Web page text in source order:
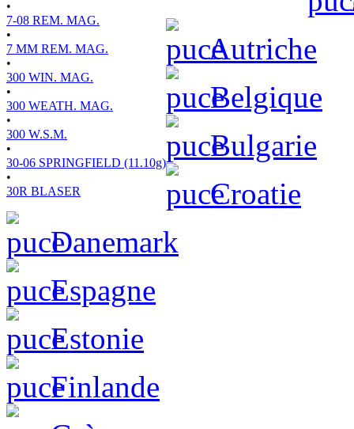
•
7-08 REM. MAG.
•
7 MM REM. MAG.
•
300 WIN. MAG.
•
300 WEATH. MAG.
•
300 W.S.M.
•
30-06 SPRINGFIELD (11.10g)
•
30R BLASER
Autriche
Belgique
Bulgarie
Croatie
Danemark
Espagne
Estonie
Finlande